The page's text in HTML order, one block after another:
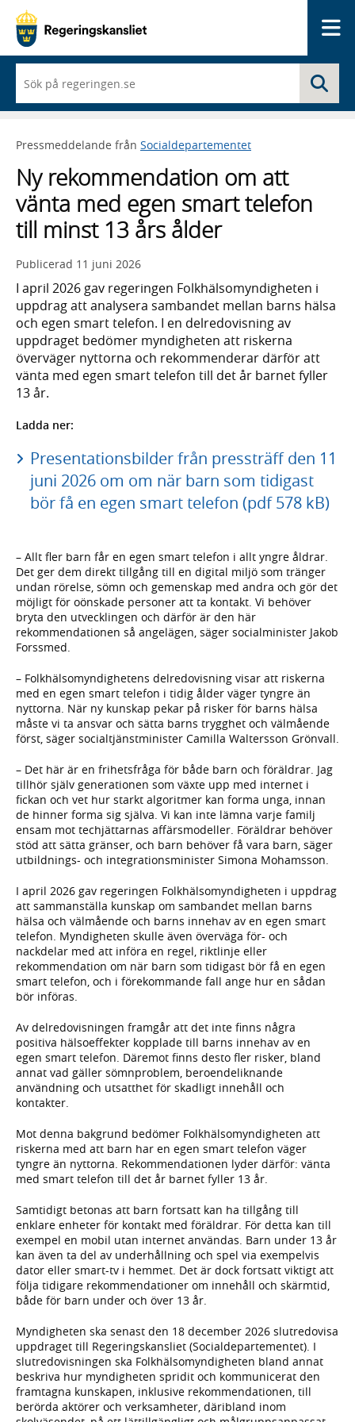
du
börjar
skriva
framträder
lista
med
sökförslag
Pressmeddelande från Socialdepartementet
Ny rekommendation om att
vänta med egen smart telefon
till minst 13 års ålder
Publicerad 11 juni 2026
I april 2026 gav regeringen Folkhälsomyndigheten i
uppdrag att analysera sambandet mellan barns hälsa
och egen smart telefon. I en delredovisning av
uppdraget bedömer myndigheten att riskerna
överväger nyttorna och rekommenderar därför att
vänta med egen smart telefon till det år barnet fyller
13 år.
Ladda ner:
Presentationsbilder från pressträff den 11
juni 2026 om om när barn som tidigast
bör få en egen smart telefon (pdf 578 kB)
– Allt fler barn får en egen smart telefon i allt yngre åldrar.
Det ger dem direkt tillgång till en digital miljö som tränger
undan rörelse, sömn och gemenskap med andra och gör det
möjligt för oönskade personer att ta kontakt. Vi behöver
bryta den utvecklingen och därför är den här
rekommendationen så angelägen, säger socialminister Jakob
Forssmed.
– Folkhälsomyndighetens delredovisning visar att riskerna
med en egen smart telefon i tidig ålder väger tyngre än
nyttorna. När ny kunskap pekar på risker för barns hälsa
måste vi ta ansvar och sätta barns trygghet och välmående
först, säger socialtjänstminister Camilla Waltersson Grönvall.
– Det här är en frihetsfråga för både barn och föräldrar. Jag
tillhör själv generationen som växte upp med internet i
fickan och vet hur starkt algoritmer kan forma unga, innan
de hinner forma sig själva. Vi kan inte lämna varje familj
ensam mot techjättarnas affärsmodeller. Föräldrar behöver
stöd att sätta gränser, och barn behöver få vara barn, säger
utbildnings- och integrationsminister Simona Mohamsson.
I april 2026 gav regeringen Folkhälsomyndigheten i uppdrag
att sammanställa kunskap om sambandet mellan barns
hälsa och välmående och barns innehav av en egen smart
telefon. Myndigheten skulle även överväga för- och
nackdelar med att införa en regel, riktlinje eller
rekommendation om när barn som tidigast bör få en egen
smart telefon, och i förekommande fall ange hur en sådan
bör införas.
Av delredovisningen framgår att det inte finns några
positiva hälsoeffekter kopplade till barns innehav av en
egen smart telefon. Däremot finns desto fler risker, bland
annat vad gäller sömnproblem, beroendeliknande
användning och utsatthet för skadligt innehåll och
kontakter.
Mot denna bakgrund bedömer Folkhälsomyndigheten att
riskerna med att barn har en egen smart telefon väger
tyngre än nyttorna. Rekommendationen lyder därför: vänta
med smart telefon till det år barnet fyller 13 år.
Samtidigt betonas att barn fortsatt kan ha tillgång till
enklare enheter för kontakt med föräldrar. För detta kan till
exempel en mobil utan internet användas. Barn under 13 år
kan även ta del av underhållning och spel via exempelvis
dator eller smart-tv i hemmet. Det är dock fortsatt viktigt att
följa tidigare rekommendationer om innehåll och skärmtid,
både för barn under och över 13 år.
Myndigheten ska senast den 18 december 2026 slutredovisa
uppdraget till Regeringskansliet (Socialdepartementet). I
slutredovisningen ska Folkhälsomyndigheten bland annat
beskriva hur myndigheten spridit och kommunicerat den
framtagna kunskapen, inklusive rekommendationen, till
berörda aktörer och verksamheter, däribland inom